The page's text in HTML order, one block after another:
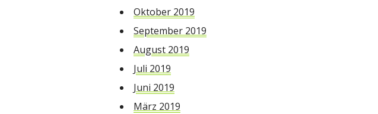
Oktober 2019
September 2019
August 2019
Juli 2019
Juni 2019
März 2019